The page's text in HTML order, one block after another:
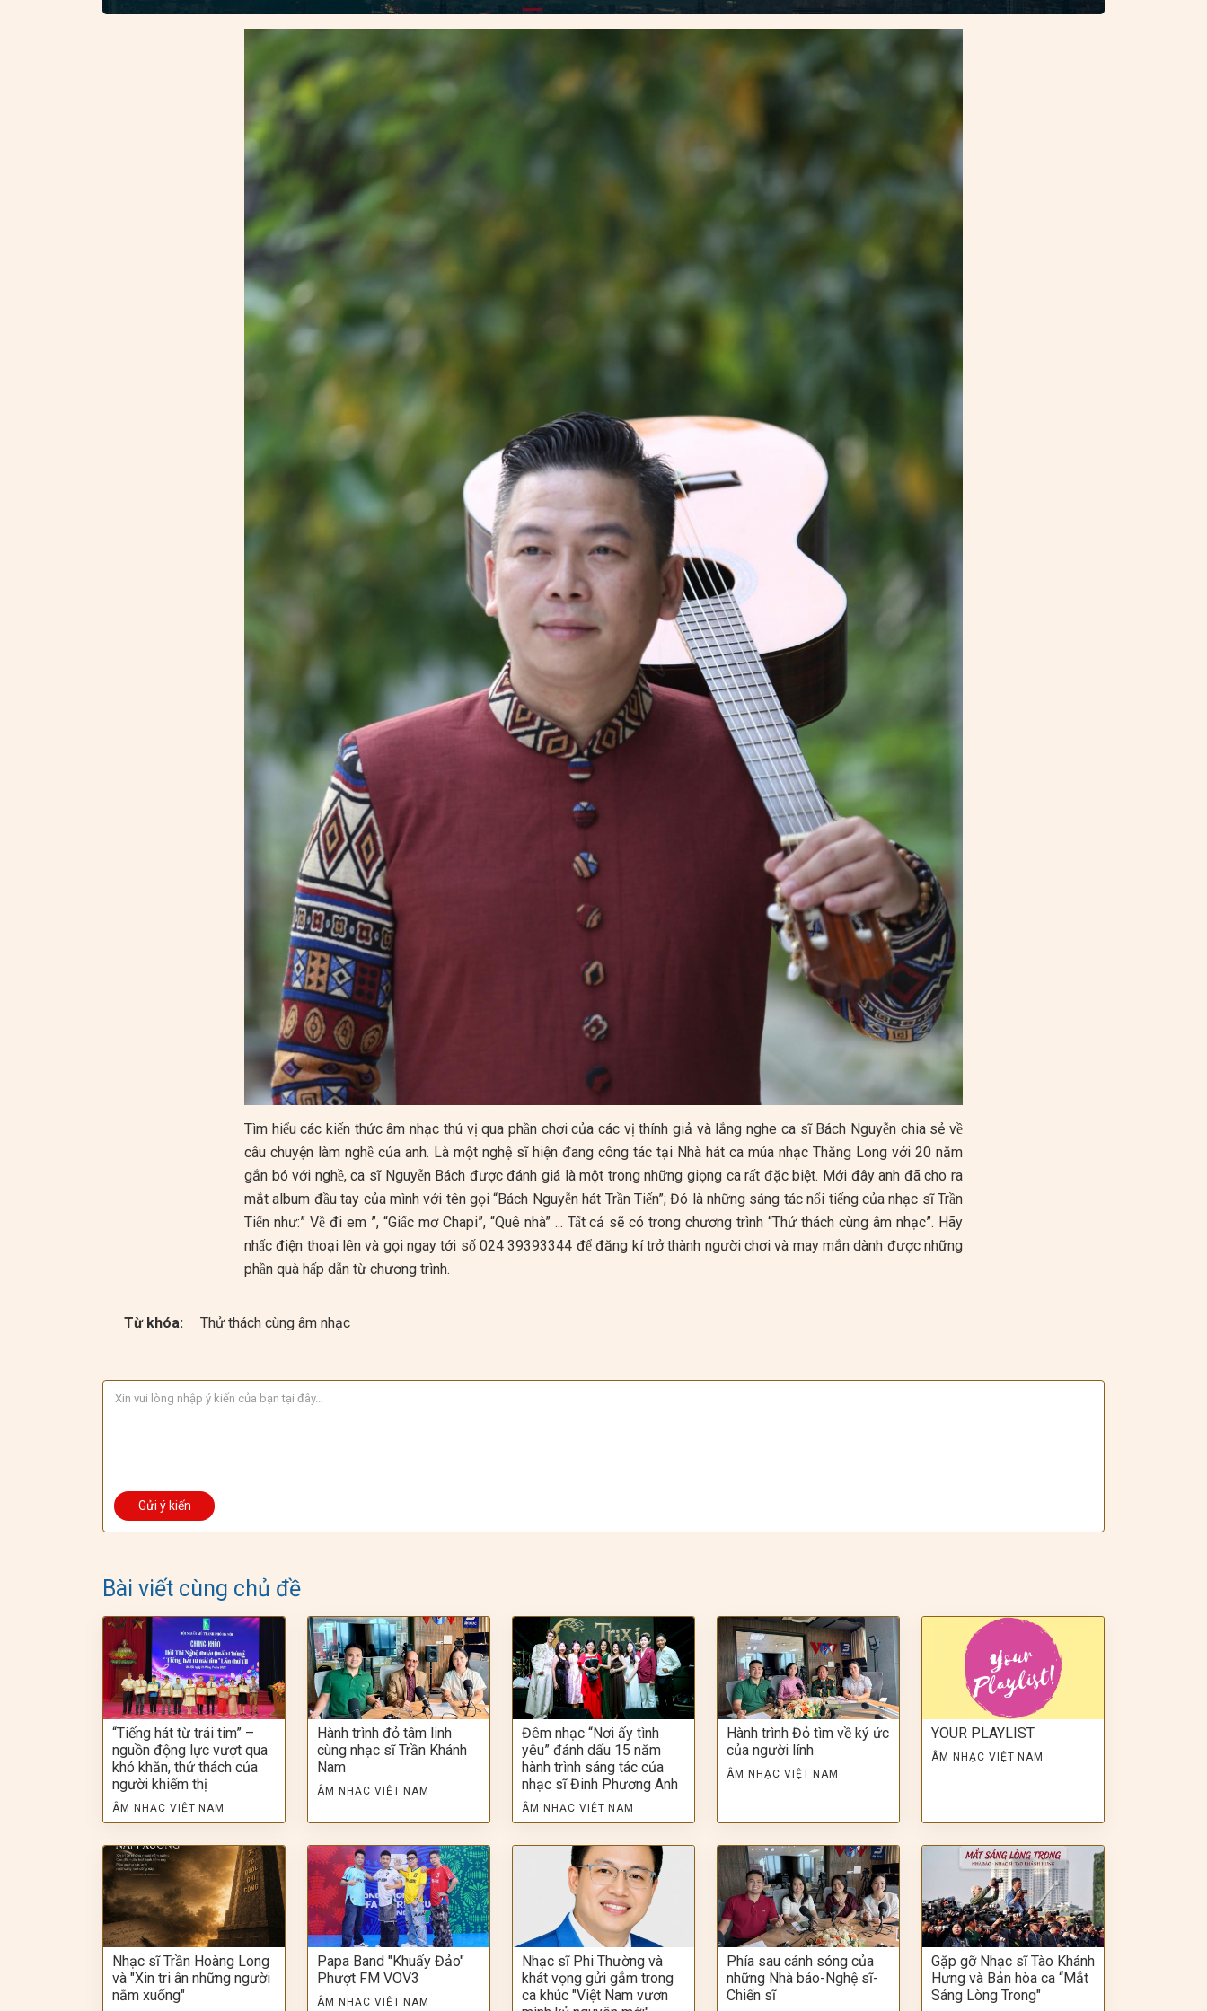
Tìm hiểu các kiến thức âm nhạc thú vị qua phần chơi của các vị thính giả và lắng nghe ca sĩ Bách Nguyễn chia sẻ về
câu chuyện làm nghề của anh. Là một nghệ sĩ hiện đang công tác tại Nhà hát ca múa nhạc Thăng Long với 20 năm
gắn bó với nghề, ca sĩ Nguyễn Bách được đánh giá là một trong những giọng ca rất đặc biệt. Mới đây anh đã cho ra
mắt album đầu tay của mình với tên gọi “Bách Nguyễn hát Trần Tiến”; Đó là những sáng tác nổi tiếng của nhạc sĩ Trần
Tiến như:” Về đi em ”, “Giấc mơ Chapi”, “Quê nhà” ... Tất cả sẽ có trong chương trình “Thử thách cùng âm nhạc”. Hãy
nhấc điện thoại lên và gọi ngay tới số 024 39393344 để đăng kí trở thành người chơi và may mắn dành được những
phần quà hấp dẫn từ chương trình.
Từ khóa: Thử thách cùng âm nhạc
Bài viết cùng chủ đề
“Tiếng hát từ trái tim” –
nguồn động lực vượt qua
khó khăn, thử thách của
người khiếm thị
ÂM NHẠC VIỆT NAM
Hành trình đỏ tâm linh
cùng nhạc sĩ Trần Khánh
Nam
ÂM NHẠC VIỆT NAM
Đêm nhạc “Nơi ấy tình
yêu” đánh dấu 15 năm
hành trình sáng tác của
nhạc sĩ Đinh Phương Anh
ÂM NHẠC VIỆT NAM
Hành trình Đỏ tìm về ký ức
của người lính
ÂM NHẠC VIỆT NAM
YOUR PLAYLIST
ÂM NHẠC VIỆT NAM
Nhạc sĩ Trần Hoàng Long
và "Xin tri ân những người
nằm xuống"
Papa Band "Khuấy Đảo"
Phượt FM VOV3
ÂM NHẠC VIỆT NAM
Nhạc sĩ Phi Thường và
khát vọng gửi gắm trong
ca khúc "Việt Nam vươn
Phía sau cánh sóng của
những Nhà báo-Nghệ sĩ-
Chiến sĩ
Gặp gỡ Nhạc sĩ Tào Khánh
Hưng và Bản hòa ca “Mắt
Sáng Lòng Trong"